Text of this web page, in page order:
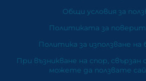
Общи условия за
Политиката за
Политика за използване на
При възникване на спор, свързан
можете да ползвате